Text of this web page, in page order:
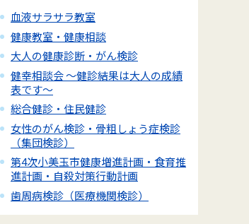
血液サラサラ教室
健康教室・健康相談
大人の健康診断・がん検診
健幸相談会 ～健診結果は大人の成績
表です～
総合健診・住民健診
女性のがん検診・骨粗しょう症検診
（集団検診）
第4次小美玉市健康増進計画・食育推
進計画・自殺対策行動計画
歯周病検診（医療機関検診）